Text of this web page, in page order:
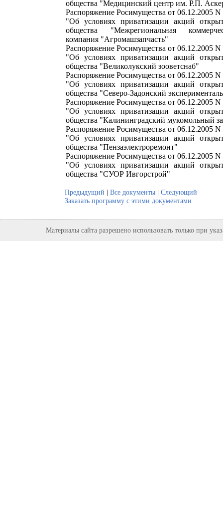
общества "Медицинский центр им. Р.П.
Распоряжение Росимущества от 06.12.2005 N
"Об условиях приватизации акций
общества "Межрегиональная
компания "Агромашзапчасть"
Распоряжение Росимущества от 06.12.2005 N
"Об условиях приватизации акций
общества "Великолукский зооветснаб"
Распоряжение Росимущества от 06.12.2005 N
"Об условиях приватизации акций
общества "Северо-Задонский
Распоряжение Росимущества от 06.12.2005 N
"Об условиях приватизации акций
общества "Калининградский мукомольный
Распоряжение Росимущества от 06.12.2005 N
"Об условиях приватизации акций
общества "Пензаэлектроремонт"
Распоряжение Росимущества от 06.12.2005 N
"Об условиях приватизации акций
общества "СУОР Ивгорстрой"
Предыдущий |Все документы |Следующий
Заказать программу с этими документами
Материалы сайта разрешено использовать только при